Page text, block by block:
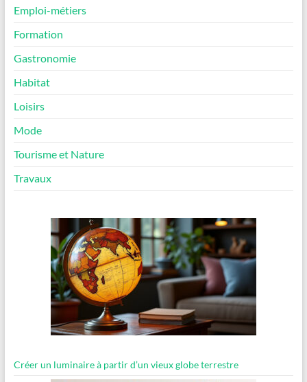
Emploi-métiers
Formation
Gastronomie
Habitat
Loisirs
Mode
Tourisme et Nature
Travaux
Créer un luminaire à partir d’un vieux globe terrestre